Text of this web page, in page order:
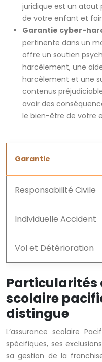
juridique est un atout
de votre enfant et
Garantie cyber-
pertinente dans un
offre un soutien
harcèlement, une
harcèlement et une
contenus
avoir des
le bien-être de votre
Garantie
Responsabilité Civile
Individuelle Accident
Vol et Détérioration
Particularités
scolaire
distingue
L’assurance scolaire
spécifiques, ses
sa gestion de la